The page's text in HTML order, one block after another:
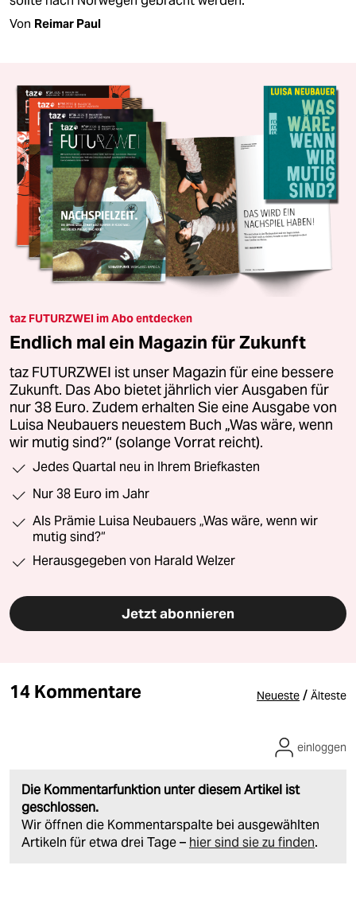
Von Reimar Paul
taz FUTURZWEI im Abo entdecken
Endlich mal ein Magazin für Zukunft
taz FUTURZWEI ist unser Magazin für eine bessere
Zukunft. Das Abo bietet jährlich vier Ausgaben für
nur 38 Euro. Zudem erhalten Sie eine Ausgabe von
Luisa Neubauers neuestem Buch „Was wäre, wenn
wir mutig sind?“ (solange Vorrat reicht).
Jedes Quartal neu in Ihrem Briefkasten
Nur 38 Euro im Jahr
Als Prämie Luisa Neubauers „Was wäre, wenn wir
mutig sind?“
Herausgegeben von Harald Welzer
Jetzt abonnieren
14 Kommentare Neueste / Älteste
Die Kommentarfunktion unter diesem Artikel ist
geschlossen.
Wir öffnen die Kommentarspalte bei ausgewählten
Artikeln für etwa drei Tage – hier sind sie zu finden.
einloggen